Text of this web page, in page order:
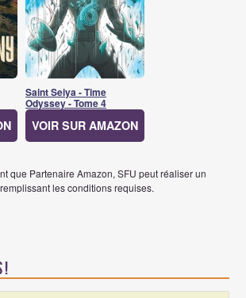
Saint Seiya - Time
Odyssey - Tome 4
VOIR SUR AMAZON
que Partenaire Amazon, SFU peut réaliser un
les conditions requises.
!